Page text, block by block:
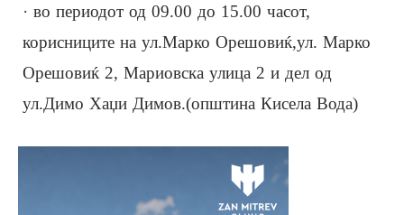
· во периодот од 09.00 до 15.00 часот,
корисниците на ул.Марко Орешовиќ,ул. Марко
Орешовиќ 2, Мариовска улица 2 и дел од
ул.Димо Хаџи Димов.(општина Кисела Вода)